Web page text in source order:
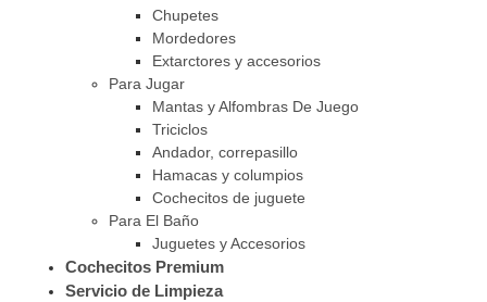
Chupetes
Mordedores
Extarctores y accesorios
Para Jugar
Mantas y Alfombras De Juego
Triciclos
Andador, correpasillo
Hamacas y columpios
Cochecitos de juguete
Para El Baño
Juguetes y Accesorios
Cochecitos Premium
Servicio de Limpieza